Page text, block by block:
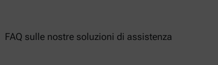
FAQ sulle nostre soluzioni di assistenza